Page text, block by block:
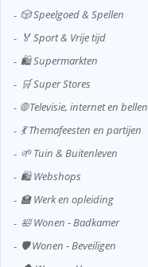
🎲 Speelgoed & Spellen
🏅 Sport & Vrije tijd
🛍️ Supermarkten
🛒 Super Stores
🌐 Televisie, internet en bellen
💃 Themafeesten en partijen
🌱 Tuin & Buitenleven
🛍️ Webshops
🏫 Werk en opleiding
🛀 Wonen - Badkamer
🛡️ Wonen - Beveiligen